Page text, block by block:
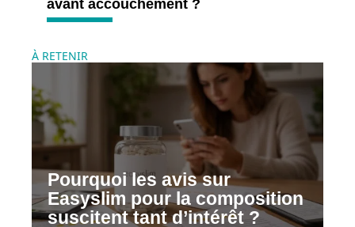
avant accouchement ?
À RETENIR
Pourquoi les avis sur
Easyslim pour la composition
suscitent tant d’intérêt ?